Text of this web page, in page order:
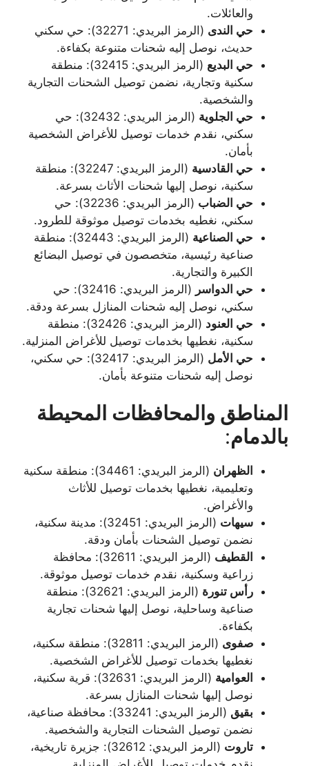
والعائلات.
حي الندى
(الرمز البريدي: 32271): حي سكني
حديث، نوصل إليه شحنات متنوعة بكفاءة.
حي البديع
(الرمز البريدي: 32415): منطقة
سكنية وتجارية، نضمن توصيل الشحنات التجارية
والشخصية.
حي الجلوية
(الرمز البريدي: 32432): حي
سكني، نقدم خدمات توصيل للأغراض الشخصية
بأمان.
حي القادسية
(الرمز البريدي: 32247): منطقة
سكنية، نوصل إليها شحنات الأثاث بسرعة.
حي الضباب
(الرمز البريدي: 32236): حي
سكني، نغطيه بخدمات توصيل موثوقة للطرود.
حي الصناعية
(الرمز البريدي: 32443): منطقة
صناعية رئيسية، متخصصون في توصيل البضائع
الكبيرة والتجارية.
حي الدواسر
(الرمز البريدي: 32416): حي
سكني، نوصل إليه شحنات المنازل بسرعة ودقة.
حي العنود
(الرمز البريدي: 32426): منطقة
سكنية، نغطيها بخدمات توصيل للأغراض المنزلية.
حي الأمل
(الرمز البريدي: 32417): حي سكني،
نوصل إليه شحنات متنوعة بأمان.
المناطق والمحافظات المحيطة
بالدمام:
الظهران
(الرمز البريدي: 34461): منطقة سكنية
وتعليمية، نغطيها بخدمات توصيل للأثاث
والأغراض.
سيهات
(الرمز البريدي: 32451): مدينة سكنية،
نضمن توصيل الشحنات بأمان ودقة.
القطيف
(الرمز البريدي: 32611): محافظة
زراعية وسكنية، نقدم خدمات توصيل موثوقة.
رأس تنورة
(الرمز البريدي: 32621): منطقة
صناعية وساحلية، نوصل إليها شحنات تجارية
بكفاءة.
صفوى
(الرمز البريدي: 32811): منطقة سكنية،
نغطيها بخدمات توصيل للأغراض الشخصية.
العوامية
(الرمز البريدي: 32631): قرية سكنية،
نوصل إليها شحنات المنازل بسرعة.
بقيق
(الرمز البريدي: 33241): محافظة صناعية،
نضمن توصيل الشحنات التجارية والشخصية.
تاروت
(الرمز البريدي: 32612): جزيرة تاريخية،